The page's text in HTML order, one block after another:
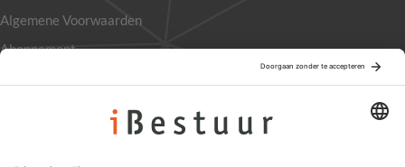
Algemene Voorwaarden
Abonnement